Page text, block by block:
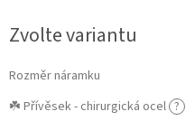
cena:
Zvolte variantu
Rozměr náramku
☘️ Přívěsek - chirurgická ocel ?